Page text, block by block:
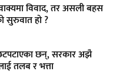
विवाद, तर असली बहस
सुरुवात हो ?
छन्, सरकार अझै
तलब र भत्ता